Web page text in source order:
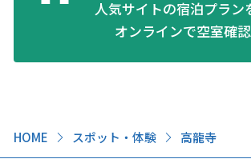
HOME スポット・体験 高龍寺
人気サイトの宿泊プラン
オンラインで空室確